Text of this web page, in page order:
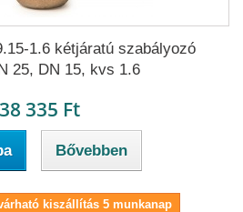
1.6 kétjáratú szabályozó
25, DN 15, kvs 1.6
38 335 Ft
Bővebben
kiszállítás 5 munkanap